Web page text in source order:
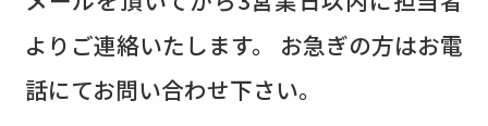
よりご連絡いたします。
お急ぎの方はお電
話にてお問い合わせ下さい。